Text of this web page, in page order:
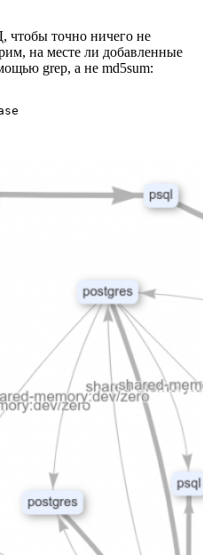
чтобы точно ничего не
на месте ли добавленные
grep, а не md5sum: